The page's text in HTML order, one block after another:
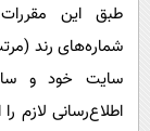
طبق این
شماره‌های رند
سایت خود و
اطلاع‌رسانی لازم